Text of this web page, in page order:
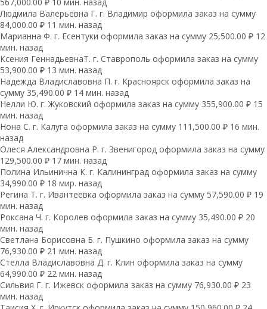
Людмила Валерьевна Г. г. Владимир оформила заказ на сумму
84,000.00 ₽ 11 мин. назад
Марианна Ф. г. Есентуки оформила заказ на сумму 25,500.00 ₽ 12
мин. назад
Ксения ГеннадьевнаТ. г. Ставрополь оформила заказ на сумму
53,900.00 ₽ 13 мин. назад
Надежда Владиславовна П. г. Красноярск оформила заказ на
сумму 35,490.00 ₽ 14 мин. назад
Нелли Ю. г. Жуковский оформила заказ на сумму 355,900.00 ₽ 15
мин. назад
Нона С. г. Калуга оформила заказ на сумму 111,500.00 ₽ 16 мин.
назад
Олеся Александровна Р. г. Звенигород оформила заказ на сумму
129,500.00 ₽ 17 мин. назад
Полина Ильинична К. г. Калининград оформила заказ на сумму
34,990.00 ₽ 18 мир. назад
Регина Т. г. Ивантеевка оформила заказ на сумму 57,590.00 ₽ 19
мин. назад
Роксана Ч. г. Королев оформила заказ на сумму 35,490.00 ₽ 20
мин. назад
Светлана Борисовна Б. г. Пушкино оформила заказ на сумму
76,930.00 ₽ 21 мин. назад
Стелла Владиславовна Д. г. Клин оформила заказ на сумму
64,990.00 ₽ 22 мин. назад
Сильвия Г. г. Ижевск оформила заказ на сумму 76,930.00 ₽ 23
мин. назад